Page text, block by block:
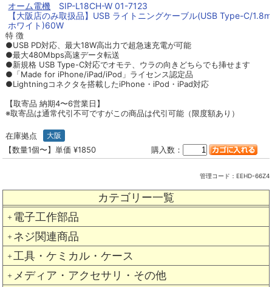
カテゴリー一覧
＋ 電子工作部品
＋ ネジ関連商品
＋ 工具・ケミカル・ケース
＋ メディア・アクセサリ・その他
オーム電機 SIP-L18CH-W 01-7123
【大阪店のみ取扱品】USB ライトニングケーブル(USB Type-C/
ホワイト)60W
特 徴
●USB PD対応、最大18W高出力で超急速充電が可能
●最大480Mbps高速データ転送
●新規格 USB Type-C対応でオモテ、ウラの向きどちらでも挿せます
●「Made for iPhone/iPad/iPod」ライセンス認定品
●Lightningコネクタを搭載したiPhone・iPod・iPad対応
【取寄品 納期4〜6営業日】
※取寄品は通常代引不可ですがこの商品は代引可能（限度額あり）
在庫拠点 大阪
【数量1個〜】単価 ¥1850 購入数：
管理コード： EEHD-66Z4